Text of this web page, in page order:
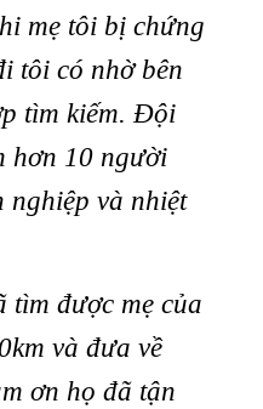
mẹ tôi bị chứng
tôi có nhờ bên
tìm kiếm. Đội
hơn 10 người
nghiệp và nhiệt
tìm được mẹ của
và đưa về
ơn họ đã tận